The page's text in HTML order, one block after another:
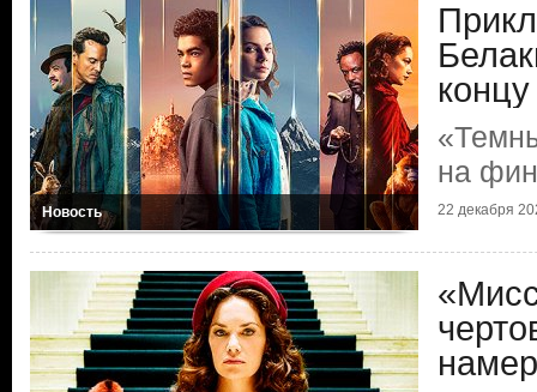
Новость
концу
на
22 декабря